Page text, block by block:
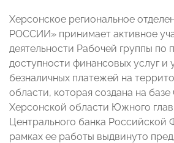
Херсонское региональное
РОССИИ» принимает активное
деятельности Рабочей группы
доступности финансовых услуг и
безналичных платежей на
области, которая создана на
Херсонской области Южного
Центрального банка Российской
рамках ее работы выдвинуто